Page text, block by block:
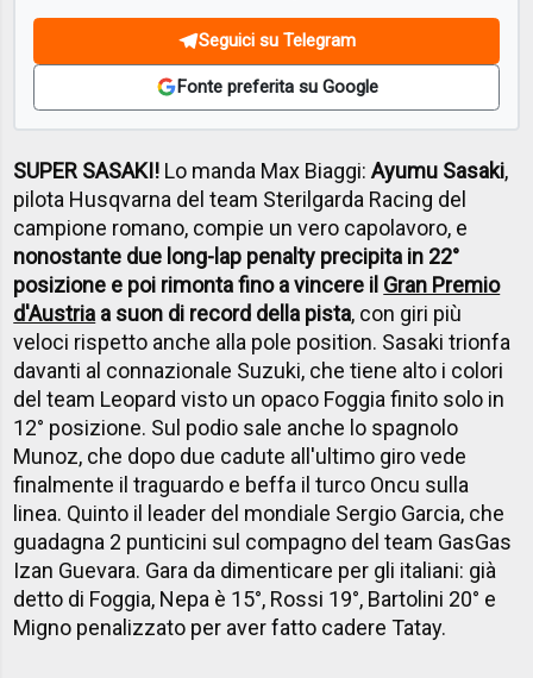
Seguici su Telegram
Fonte preferita su Google
SUPER SASAKI! Lo manda Max Biaggi:Ayumu Sasaki,
pilota Husqvarna del team Sterilgarda Racing del
campione romano, compie un vero capolavoro, e
nonostante due long-lap penalty precipita in 22°
posizione e poi rimonta fino a vincere il Gran Premio
d'Austria a suon di record della pista, con giri più
veloci rispetto anche alla pole position. Sasaki trionfa
davanti al connazionale Suzuki, che tiene alto i colori
del team Leopard visto un opaco Foggia finito solo in
12° posizione. Sul podio sale anche lo spagnolo
Munoz, che dopo due cadute all'ultimo giro vede
finalmente il traguardo e beffa il turco Oncu sulla
linea. Quinto il leader del mondiale Sergio Garcia, che
guadagna 2 punticini sul compagno del team GasGas
Izan Guevara. Gara da dimenticare per gli italiani: già
detto di Foggia, Nepa è 15°, Rossi 19°, Bartolini 20° e
Migno penalizzato per aver fatto cadere Tatay.